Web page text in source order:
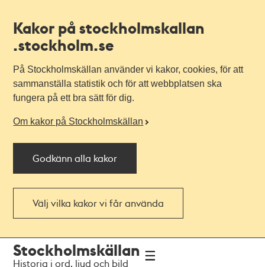
Kakor på stockholmskallan
.stockholm.se
På Stockholmskällan använder vi kakor, cookies, för att
sammanställa statistik och för att webbplatsen ska
fungera på ett bra sätt för dig.
Om kakor på Stockholmskällan
Godkänn alla kakor
Välj vilka kakor vi får använda
navigationen
huvudinnehållet
Stockholmskällan
Historia i ord, ljud och bild